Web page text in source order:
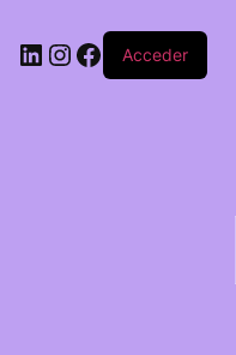
Acceder